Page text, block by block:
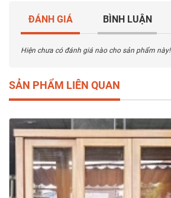
ĐÁNH GIÁ BÌNH LUẬN
Hiện chưa có đánh giá nào cho sản phẩm này!
SẢN PHẨM LIÊN QUAN